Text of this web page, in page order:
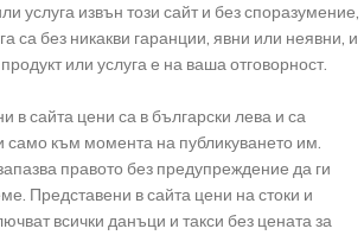
услуга извън този сайт и без споразумение,
са без никакви гаранции, явни или неявни, и
или услуга е на ваша отговорност.
в сайта цени са в български лева и са
само към момента на публикуването им.
правото без предупреждение да ги
Представени в сайта цени на стоки и
всички данъци и такси без цената за